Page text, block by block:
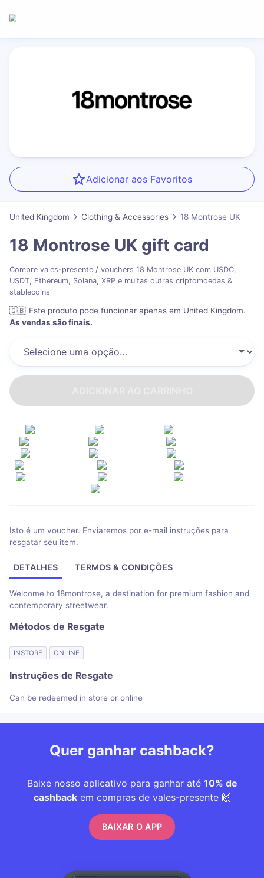
Adicionar aos Favoritos
United Kingdom Clothing & Accessories 18 Montrose UK
18 Montrose UK gift card
Compre vales-presente / vouchers 18 Montrose UK com USDC,
USDT, Ethereum, Solana, XRP e muitas outras criptomoedas &
stablecoins
🇬🇧 Este produto pode funcionar apenas em United Kingdom.
As vendas são finais.
Isto é um voucher. Enviaremos por e-mail instruções para
resgatar seu item.
DETALHES TERMOS & CONDIÇÕES
Welcome to 18montrose, a destination for premium fashion and
contemporary streetwear.
Métodos de Resgate
INSTORE ONLINE
Instruções de Resgate
Can be redeemed in store or online
Quer ganhar cashback?
Baixe nosso aplicativo para ganhar até 10% de
cashbackem compras de vales-presente 🙌
BAIXAR O APP